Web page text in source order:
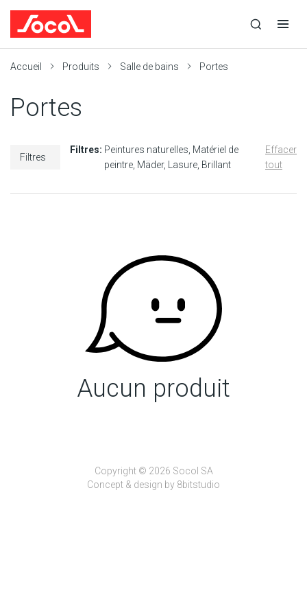
recherche
recherche
navigation
Accueil Produits Salle de bains Portes
Portes
Filtres
Filtres: Peintures naturelles Matériel de
peintre Mäder Lasure Brillant
Effacer
tout
Aucun produit
Copyright © 2026 Socol SA
Concept & design by 8bitstudio